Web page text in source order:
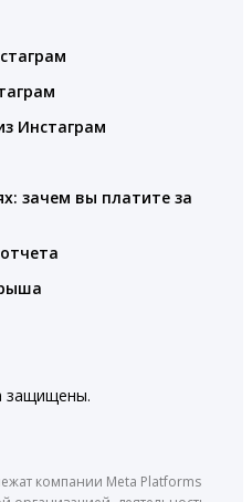
Инстаграм
зачем вы платите за
защищены.
компании Meta Platforms